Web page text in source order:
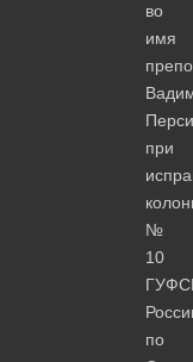
во
имя
при
№
10
по